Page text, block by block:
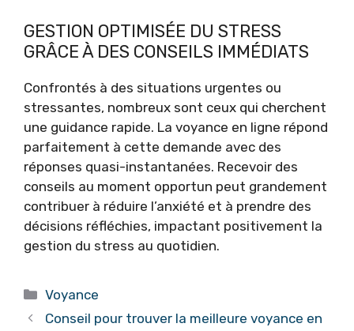
GESTION OPTIMISÉE DU STRESS
GRÂCE À DES CONSEILS IMMÉDIATS
Confrontés à des situations urgentes ou
stressantes, nombreux sont ceux qui cherchent
une guidance rapide. La voyance en ligne répond
parfaitement à cette demande avec des
réponses quasi-instantanées. Recevoir des
conseils au moment opportun peut grandement
contribuer à réduire l’anxiété et à prendre des
décisions réfléchies, impactant positivement la
gestion du stress au quotidien.
Catégories
Voyance
Conseil pour trouver la meilleure voyance en